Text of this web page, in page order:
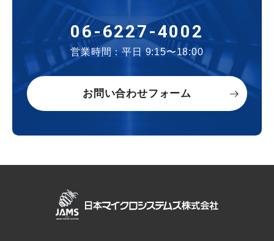
06-6227-4002
営業時間：平日 9:15〜18:00
お問い合わせフォーム